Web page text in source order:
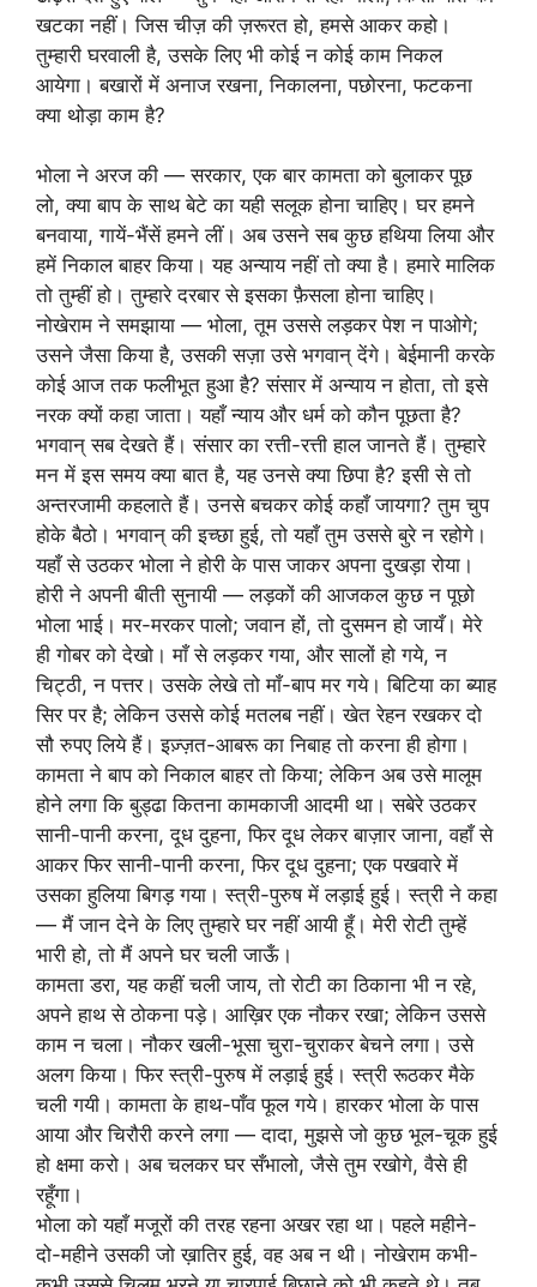
खटका नहीं। जिस चीज़ की ज़रूरत हो, हमसे आकर कहो।
तुम्हारी घरवाली है, उसके लिए भी कोई न कोई काम निकल
आयेगा। बखारों में अनाज रखना, निकालना, पछोरना, फटकना
क्या थोड़ा काम है?
भोला ने अरज की — सरकार, एक बार कामता को बुलाकर पूछ
लो, क्या बाप के साथ बेटे का यही सलूक होना चाहिए। घर हमने
बनवाया, गायें-भैंसें हमने लीं। अब उसने सब कुछ हथिया लिया और
हमें निकाल बाहर किया। यह अन्याय नहीं तो क्या है। हमारे मालिक
तो तुम्हीं हो। तुम्हारे दरबार से इसका फ़ैसला होना चाहिए।
नोखेराम ने समझाया — भोला, तूम उससे लड़कर पेश न पाओगे;
उसने जैसा किया है, उसकी सज़ा उसे भगवान् देंगे। बेईमानी करके
कोई आज तक फलीभूत हुआ है? संसार में अन्याय न होता, तो इसे
नरक क्यों कहा जाता। यहाँ न्याय और धर्म को कौन पूछता है?
भगवान् सब देखते हैं। संसार का रत्ती-रत्ती हाल जानते हैं। तुम्हारे
मन में इस समय क्या बात है, यह उनसे क्या छिपा है? इसी से तो
अन्तरजामी कहलाते हैं। उनसे बचकर कोई कहाँ जायगा? तुम चुप
होके बैठो। भगवान् की इच्छा हुई, तो यहाँ तुम उससे बुरे न रहोगे।
यहाँ से उठकर भोला ने होरी के पास जाकर अपना दुखड़ा रोया।
होरी ने अपनी बीती सुनायी — लड़कों की आजकल कुछ न पूछो
भोला भाई। मर-मरकर पालो; जवान हों, तो दुसमन हो जायँ। मेरे
ही गोबर को देखो। माँ से लड़कर गया, और सालों हो गये, न
चिट्ठी, न पत्तर। उसके लेखे तो माँ-बाप मर गये। बिटिया का ब्याह
सिर पर है; लेकिन उससे कोई मतलब नहीं। खेत रेहन रखकर दो
सौ रुपए लिये हैं। इज़्ज़त-आबरू का निबाह तो करना ही होगा।
कामता ने बाप को निकाल बाहर तो किया; लेकिन अब उसे मालूम
होने लगा कि बुड्ढा कितना कामकाजी आदमी था। सबेरे उठकर
सानी-पानी करना, दूध दुहना, फिर दूध लेकर बाज़ार जाना, वहाँ से
आकर फिर सानी-पानी करना, फिर दूध दुहना; एक पखवारे में
उसका हुलिया बिगड़ गया। स्त्री-पुरुष में लड़ाई हुई। स्त्री ने कहा
— मैं जान देने के लिए तुम्हारे घर नहीं आयी हूँ। मेरी रोटी तुम्हें
भारी हो, तो मैं अपने घर चली जाऊँ।
कामता डरा, यह कहीं चली जाय, तो रोटी का ठिकाना भी न रहे,
अपने हाथ से ठोकना पड़े। आख़िर एक नौकर रखा; लेकिन उससे
काम न चला। नौकर खली-भूसा चुरा-चुराकर बेचने लगा। उसे
अलग किया। फिर स्त्री-पुरुष में लड़ाई हुई। स्त्री रूठकर मैके
चली गयी। कामता के हाथ-पाँव फूल गये। हारकर भोला के पास
आया और चिरौरी करने लगा — दादा, मुझसे जो कुछ भूल-चूक हुई
हो क्षमा करो। अब चलकर घर सँभालो, जैसे तुम रखोगे, वैसे ही
रहूँगा।
भोला को यहाँ मजूरों की तरह रहना अखर रहा था। पहले महीने-
दो-महीने उसकी जो ख़ातिर हुई, वह अब न थी। नोखेराम कभी-